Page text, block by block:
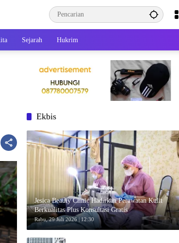
Sejarah Hukrim
Ekbis
Jesica Beauty Clinic Hadirkan Perawatan Kulit
Berkualitas Plus Konsultasi Gratis
Rabu, 29 Juli 2026 | 12:30